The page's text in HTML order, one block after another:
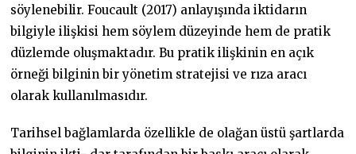
söylenebilir. Foucault (2017) anlayışında iktidarın
bilgiyle ilişkisi hem söylem düzeyinde hem de pratik
düzlemde oluşmaktadır. Bu pratik ilişkinin en açık
örneği bilginin bir yönetim stratejisi ve rıza aracı
olarak kullanılmasıdır.
Tarihsel bağlamlarda özellikle de olağan üstü şartlarda